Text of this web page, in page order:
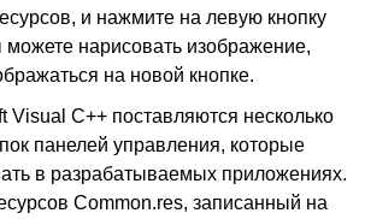
и нажмите на левую кнопку
нарисовать изображение,
на новой кнопке.
Visual C++ поставляются несколько
панелей управления, которые
в разрабатываемых приложениях.
Common.res, записанный на